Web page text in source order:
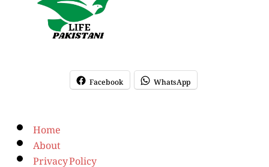
Facebook WhatsApp
Home
About
Privacy Policy